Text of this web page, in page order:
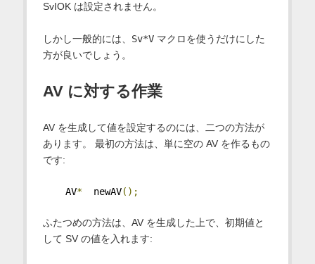
SvIOK は設定されません。
しかし一般的には、 Sv*Vマクロを使うだけにした
方が良いでしょう。
AV に対する作業
AV を生成して値を設定するのには、二つの方法が
あります。 最初の方法は、単に空の AV を作るもの
です:
AV* newAV();
ふたつめの方法は、AV を生成した上で、初期値と
して SV の値を入れます: